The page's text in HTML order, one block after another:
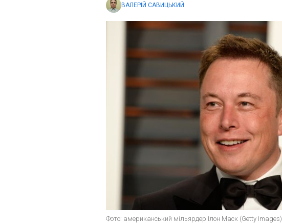
ВАЛЕРІЙ САВИЦЬКИЙ
Фото: американський мільярдер Ілон Маск (Getty Images)